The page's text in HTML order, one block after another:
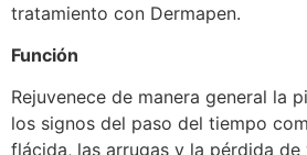
tratamiento con Dermapen.
Función
Rejuvenece de manera general la
los signos del paso del tiempo
flácida, las arrugas y la pérdida de